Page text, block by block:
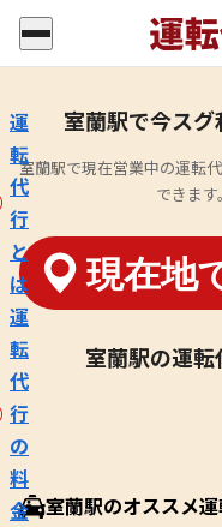
運
転
代
行
と
は
運
転
代
行
の
料
金
室蘭駅で今ス
室蘭駅で現在営業中の運転
できます
室蘭駅の運転
室蘭駅のオススメ